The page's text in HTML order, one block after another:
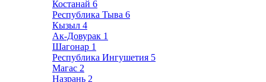
Костанай 6
Республика Тыва 6
Кызыл 4
Ак-Довурак 1
Шагонар 1
Республика Ингушетия 5
Магас 2
Назрань 2